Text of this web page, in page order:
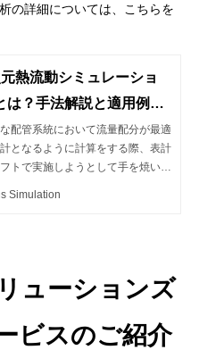
の詳細については、こちらを
熱流動シミュレーショ
は？手法解説と適用例の
介
配管系統において流量配分が最適
となるように計算をする際、表計
トで実施しようとして手を焼いた
ョンとその適用例について解説しま
Simulation
ューションズ
ビスのご紹介